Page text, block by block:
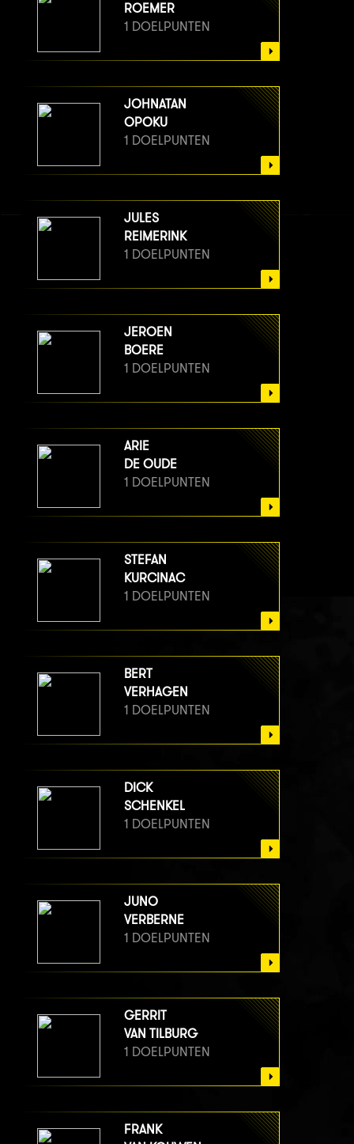
ROEMER
1 DOELPUNTEN
JOHNATAN
OPOKU
1 DOELPUNTEN
JULES
REIMERINK
1 DOELPUNTEN
JEROEN
BOERE
1 DOELPUNTEN
ARIE
DE OUDE
1 DOELPUNTEN
STEFAN
KURCINAC
1 DOELPUNTEN
BERT
VERHAGEN
1 DOELPUNTEN
DICK
SCHENKEL
1 DOELPUNTEN
JUNO
VERBERNE
1 DOELPUNTEN
GERRIT
VAN TILBURG
1 DOELPUNTEN
FRANK